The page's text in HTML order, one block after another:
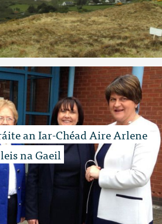
an Iar-Chéad Aire Arlene
na Gaeil